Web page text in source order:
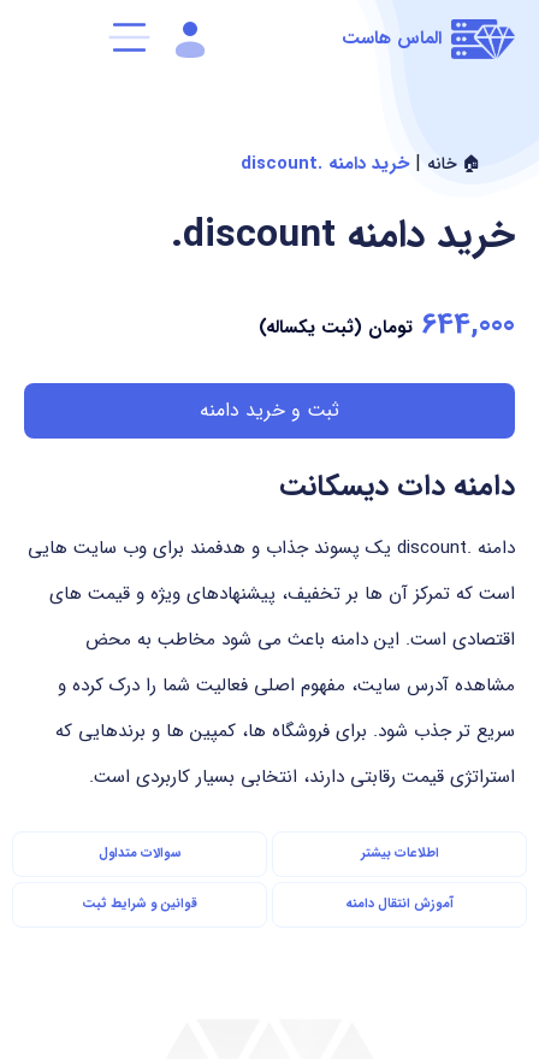
الماس هاست
🏠 خانه |خرید دامنه .discount
.discount خرید دامنه
644,000 تومان (ثبت یکساله)
ثبت و خرید دامنه
دامنه دات دیسکانت
دامنه .discount یک پسوند جذاب و هدفمند برای وب سایت هایی
است که تمرکز آن ها بر تخفیف، پیشنهادهای ویژه و قیمت های
اقتصادی است. این دامنه باعث می شود مخاطب به محض
مشاهده آدرس سایت، مفهوم اصلی فعالیت شما را درک کرده و
سریع تر جذب شود. برای فروشگاه ها، کمپین ها و برندهایی که
استراتژی قیمت رقابتی دارند، انتخابی بسیار کاربردی است.
اطلاعات بیشتر سوالات متداول
آموزش انتقال دامنه قوانین و شرایط ثبت